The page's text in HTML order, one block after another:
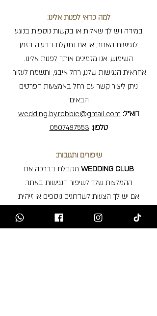
למה כדאי לפנות אלינו:
במידה ויש לך שאלות או בקשות נוספות בנוגע
לנגישות האתר, או אם נתקלת בבעיה בזמן
השימוש, אנו מזמינים אותך לפנות אלינו.
אחראית הנגישות שלנו, רחל איבגי, ותשמח לעזור.
ניתן ליצור קשר עם רחל באמצעות הפרטים
הבאים:
דוא"ל: wedding.by.robbie@gmail.com
טלפון: 0507487553
שיפורים ותגובות:
WEDDING CLUB מקבלת בברכה את
ההמלצות שלך לשיפור הנגישות באתר.
אם יש לך הצעות לשדרוגים נוספים או זיהית